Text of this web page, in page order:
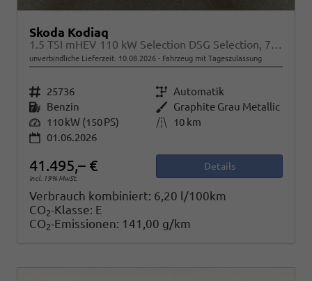
Skoda Kodiaq
1.5 TSI mHEV 110 kW Selection DSG Selection, 7-Sitzer, AHK, Navi, Side, Kamera, Winter, 4 J.- Garantie
unverbindliche Lieferzeit: 10.08.2026 Fahrzeug mit Tageszulassung
Fahrzeugnr. 25736 Getriebe Automatik
Kraftstoff Benzin Außenfarbe Graphite Grau Metallic
Leistung 110 kW (150 PS) Kilometerstand
10 km
01.06.2026
41.495,– €
incl. 19% MwSt.
Details
Verbrauch kombiniert: 6,20 l/100km
CO2-Klasse: E
CO2-Emissionen: 141,00 g/km